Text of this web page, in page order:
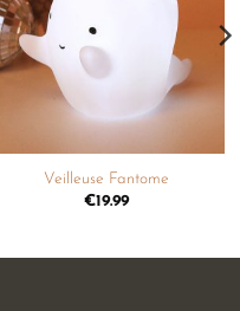
liste de
souhaits
Veilleuse Fantome
€19.99